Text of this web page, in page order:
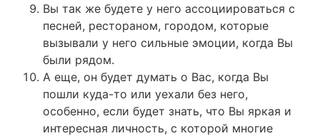
Вы так же будете у него ассоциироваться с
песней, рестораном, городом, которые
вызывали у него сильные эмоции, когда Вы
были рядом.
А еще, он будет думать о Вас, когда Вы
пошли куда-то или уехали без него,
особенно, если будет знать, что Вы яркая и
интересная личность, с которой многие